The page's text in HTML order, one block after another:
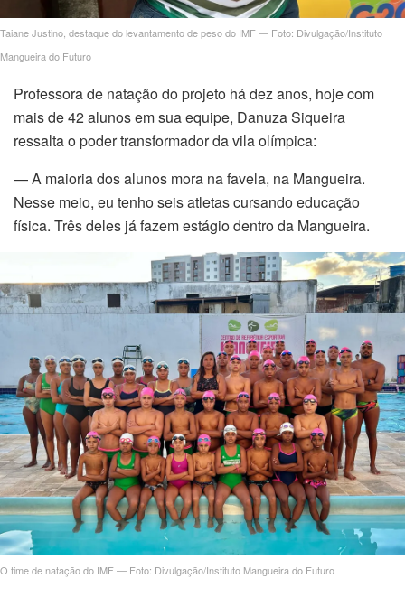
Taiane Justino, destaque do levantamento de peso do IMF — Foto: Divulgação/Instituto
Mangueira do Futuro
Professora de natação do projeto há dez anos, hoje com
mais de 42 alunos em sua equipe, Danuza Siqueira
ressalta o poder transformador da vila olímpica:
— A maioria dos alunos mora na favela, na Mangueira.
Nesse meio, eu tenho seis atletas cursando educação
física. Três deles já fazem estágio dentro da Mangueira.
O time de natação do IMF — Foto: Divulgação/Instituto Mangueira do Futuro